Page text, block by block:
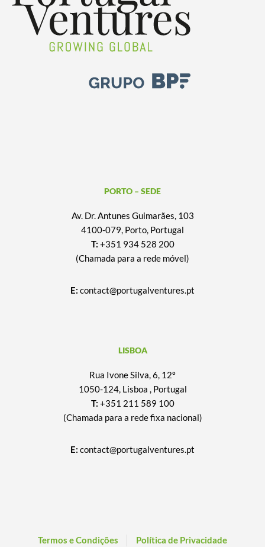
PORTO – SEDE
Av. Dr. Antunes Guimarães, 103
4100-079, Porto, Portugal
T: +351 934 528 200
(Chamada para a rede móvel)
E: contact@portugalventures.pt
LISBOA
Rua Ivone Silva, 6, 12º
1050-124, Lisboa , Portugal
T: +351 211 589 100
(Chamada para a rede fixa nacional)
E: contact@portugalventures.pt
Termos e Condições Política de Privacidade